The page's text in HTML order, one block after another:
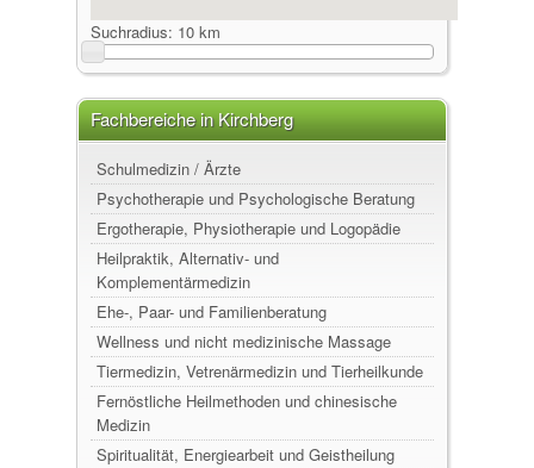
Suchradius: 10 km
Fachbereiche in Kirchberg
Schulmedizin / Ärzte
Psychotherapie und Psychologische Beratung
Ergotherapie, Physiotherapie und Logopädie
Heilpraktik, Alternativ- und
Komplementärmedizin
Ehe-, Paar- und Familienberatung
Wellness und nicht medizinische Massage
Tiermedizin, Vetrenärmedizin und Tierheilkunde
Fernöstliche Heilmethoden und chinesische
Medizin
Spiritualität, Energiearbeit und Geistheilung